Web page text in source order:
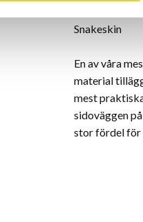
Snakeskin
En av våra
material
mest
sidoväggen
stor fördel för